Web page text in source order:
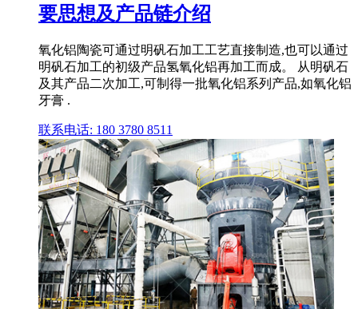
要思想及产品链介绍
氧化铝陶瓷可通过明矾石加工工艺直接制造,也可以通过
明矾石加工的初级产品氢氧化铝再加工而成。 从明矾石
及其产品二次加工,可制得一批氧化铝系列产品,如氧化铝
牙膏 .
联系电话: 180 3780 8511